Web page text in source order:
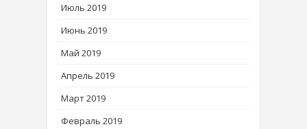
Июль 2019
Июнь 2019
Май 2019
Апрель 2019
Март 2019
Февраль 2019